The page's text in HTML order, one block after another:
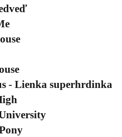
- Lienka superhrdinka